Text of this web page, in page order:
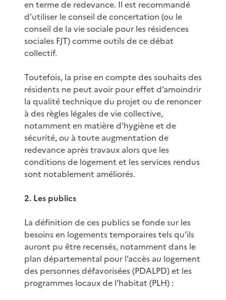
en terme de redevance. Il est recommandé
d’utiliser le conseil de concertation (ou le
conseil de la vie sociale pour les résidences
sociales FJT) comme outils de ce débat
collectif.
Toutefois, la prise en compte des souhaits des
résidents ne peut avoir pour effet d’amoindrir
la qualité technique du projet ou de renoncer
à des règles légales de vie collective,
notamment en matière d’hygiène et de
sécurité, ou à toute augmentation de
redevance après travaux alors que les
conditions de logement et les services rendus
sont notablement améliorés.
2. Les publics
La définition de ces publics se fonde sur les
besoins en logements temporaires tels qu’ils
auront pu être recensés, notamment dans le
plan départemental pour l’accès au logement
des personnes défavorisées (PDALPD) et les
programmes locaux de l’habitat (PLH) :